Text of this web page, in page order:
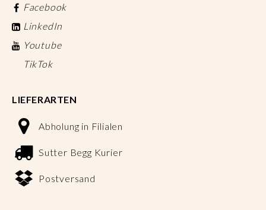
Facebook
LinkedIn
Youtube
TikTok
LIEFERARTEN
Abholung in Filialen
Sutter Begg Kurier
Postversand